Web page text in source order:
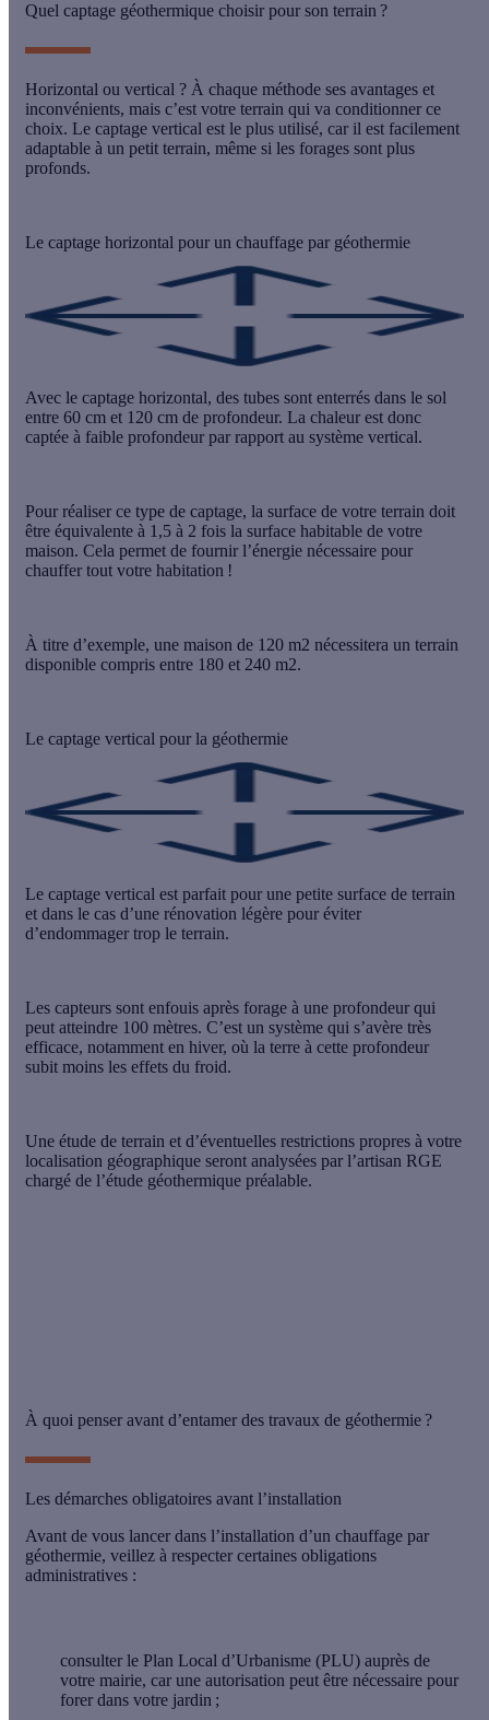
Quel captage géothermique choisir pour son terrain ?
Horizontal ou vertical ? À chaque méthode ses avantages et
inconvénients, mais c’est votre terrain qui va conditionner ce
choix. Le captage vertical est le plus utilisé, car il est facilement
adaptable à un petit terrain, même si les forages sont plus
profonds.
Le captage horizontal pour un chauffage par géothermie
Avec le captage horizontal, des tubes sont enterrés dans le sol
entre 60 cm et 120 cm de profondeur. La chaleur est donc
captée à faible profondeur par rapport au système vertical.
Pour réaliser ce type de captage, la surface de votre terrain doit
être équivalente à 1,5 à 2 fois la surface habitable de votre
maison. Cela permet de fournir l’énergie nécessaire pour
chauffer tout votre habitation !
À titre d’exemple, une maison de 120 m2 nécessitera un terrain
disponible compris entre 180 et 240 m2.
Le captage vertical pour la géothermie
Le captage vertical est parfait pour une petite surface de terrain
et dans le cas d’une rénovation légère pour éviter
d’endommager trop le terrain.
Les capteurs sont enfouis après forage à une profondeur qui
peut atteindre 100 mètres. C’est un système qui s’avère très
efficace, notamment en hiver, où la terre à cette profondeur
subit moins les effets du froid.
Une étude de terrain et d’éventuelles restrictions propres à votre
localisation géographique seront analysées par l’artisan RGE
chargé de l’étude géothermique préalable.
À quoi penser avant d’entamer des travaux de géothermie ?
Les démarches obligatoires avant l’installation
Avant de vous lancer dans l’installation d’un chauffage par
géothermie, veillez à respecter certaines obligations
administratives :
consulter le Plan Local d’Urbanisme (PLU) auprès de
votre mairie, car une autorisation peut être nécessaire pour
forer dans votre jardin ;